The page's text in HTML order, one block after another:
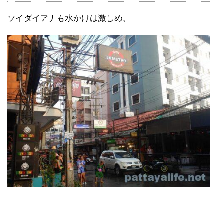
ソイダイアナも水かけは激しめ。